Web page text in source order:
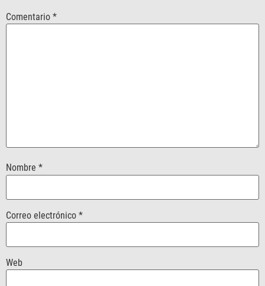
Comentario *
Nombre *
Correo electrónico *
Web